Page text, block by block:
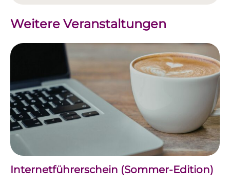
Weitere Veranstaltungen
Internetführerschein (Sommer-Edition)